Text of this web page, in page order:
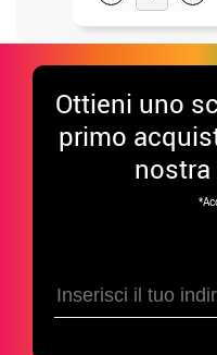
Ottieni uno
primo